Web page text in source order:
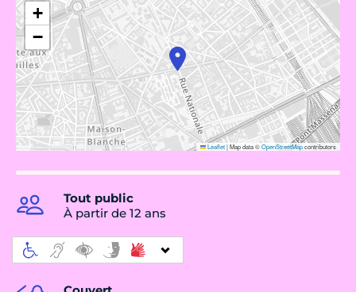
+
−
Leaflet|Map data ©OpenStreetMapcontributors
Tout public
À partir de 12 ans